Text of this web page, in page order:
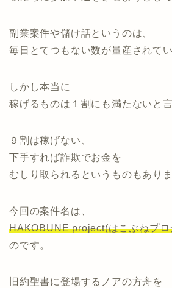
副業案件や儲け話というのは、
毎日とてつもない数が量産されてい
しかし本当に
稼げるものは１割にも満たないと
９割は稼げない、
下手すれば詐欺でお金を
むしり取られるというものもありま
今回の案件名は、
HAKOBUNE project(はこぶねプロ
のです。
旧約聖書に登場するノアの方舟を